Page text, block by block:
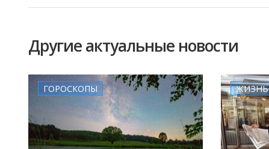
Другие актуальные новости
ГОРОСКОПЫ ЖИЗНЬ